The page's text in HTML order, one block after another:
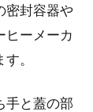
違いは？代
味料は砂糖では
密封容器や
ヒーメーカ
。
手と蓋の部